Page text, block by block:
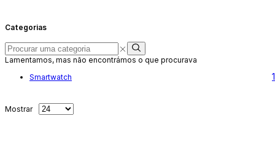
Categorias
uma
categoria
Lamentamos, mas não encontrámos o que procurava
Smartwatch
grelha
de
Lista
Mostrar
Produtos
por